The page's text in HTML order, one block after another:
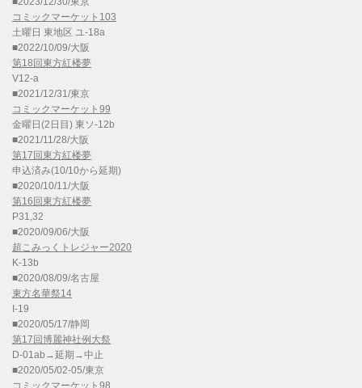
コミックマーケット103
土曜日 東地区 ユ-18a
■2022/10/09/大阪
第18回東方紅楼夢
V12-a
■2021/12/31/東京
コミックマーケット99
金曜日(2日目) 東ソ-12b
■2021/11/28/大阪
第17回東方紅楼夢
申込済み(10/10から延期)
■2020/10/11/大阪
第16回東方紅楼夢
P31,32
■2020/09/06/大阪
超こみっくトレジャー2020
K-13b
■2020/08/09/名古屋
東方名華祭14
I-19
■2020/05/17/静岡
第17回博麗神社例大祭
D-01ab→延期→中止
■2020/05/02-05/東京
コミックマーケット98